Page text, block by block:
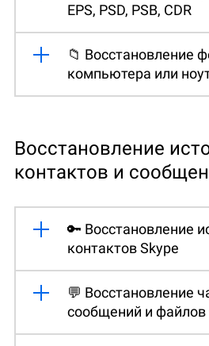
EPS, PSD, PSB, CDR
📁 Восстановление
компьютера или
Восстановление
контактов и
🔑 Восстановление
контактов Skype
💬 Восстановление
сообщений и файлов